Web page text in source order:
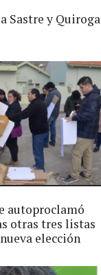
Sastre y Quiroga
autoproclamó
otras tres listas
elección